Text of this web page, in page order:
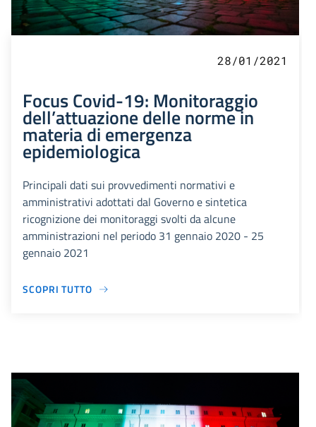
28/01/2021
Focus Covid-19: Monitoraggio
dell’attuazione delle norme in
materia di emergenza
epidemiologica
Principali dati sui provvedimenti normativi e
amministrativi adottati dal Governo e sintetica
ricognizione dei monitoraggi svolti da alcune
amministrazioni nel periodo 31 gennaio 2020 - 25
gennaio 2021
SCOPRI TUTTO